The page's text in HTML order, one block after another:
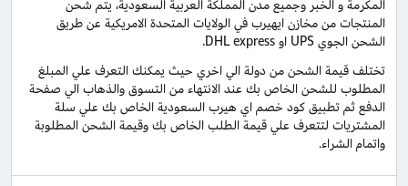
المكرمة و الخبر وجميع مدن المملكة العربية السعودية، يتم شحن
المنتجات من مخازن ايهيرب في الولايات المتحدة الامريكية عن طريق
الشحن الجوي UPS او DHL express.
تختلف قيمة الشحن من دولة الي اخري حيث يمكنك التعرف علي المبلغ
المطلوب للشحن الخاص بك عند الانتهاء من التسوق والذهاب الي صفحة
الدفع ثم تطبيق كود خصم اي هيرب السعودية الخاص بك علي سلة
المشتريات لتتعرف علي قيمة الطلب الخاص بك وقيمة الشحن المطلوبة
واتمام الشراء.